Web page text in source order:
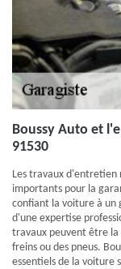
Boussy Auto et
91530
Les travaux d'entretien
importants pour la
confiant la voiture à un
d'une expertise
travaux peuvent être
freins ou des pneus.
essentiels de la voiture